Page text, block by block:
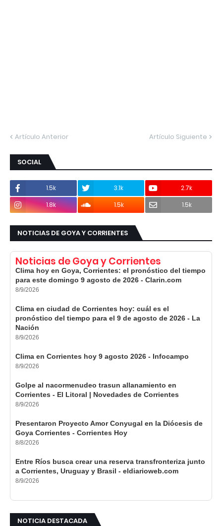
Artículo Anterior Artículo Siguiente
SOCIAL
1.5k 3.1k
2.7k
1.8k
1.5k 1.5k
NOTICIAS DE GOYA Y CORRIENTES
Noticias de Goya y Corrientes
Clima hoy en Goya, Corrientes: el pronóstico del tiempo
para este domingo 9 agosto de 2026 - Clarin.com
8/9/2026
Clima en ciudad de Corrientes hoy: cuál es el
pronóstico del tiempo para el 9 de agosto de 2026 - La
Nación
8/9/2026
Clima en Corrientes hoy 9 agosto 2026 - Infocampo
8/9/2026
Golpe al nacormenudeo trasun allanamiento en
Corrientes - El Litoral | Novedades de Corrientes
8/9/2026
Presentaron Proyecto Amor Conyugal en la Diócesis de
Goya Corrientes - Corrientes Hoy
8/8/2026
Entre Ríos busca crear una reserva transfronteriza junto
a Corrientes, Uruguay y Brasil - eldiarioweb.com
8/9/2026
NOTICIA DESTACADA